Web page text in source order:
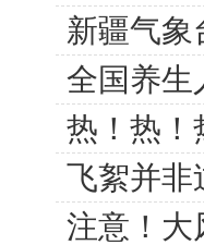
新疆气象
全国养生
热！热！
飞絮并非
注意！大